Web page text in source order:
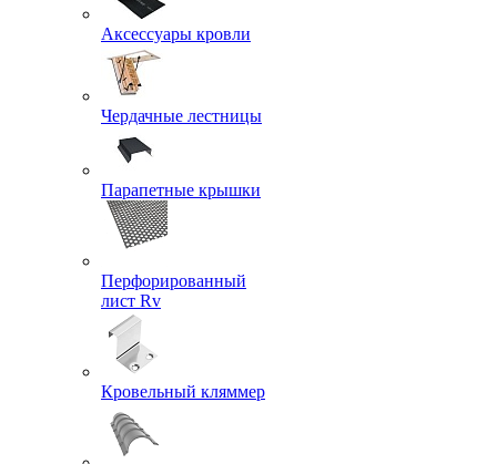
Аксессуары кровли
Чердачные лестницы
Парапетные крышки
Перфорированный
лист Rv
Кровельный кляммер